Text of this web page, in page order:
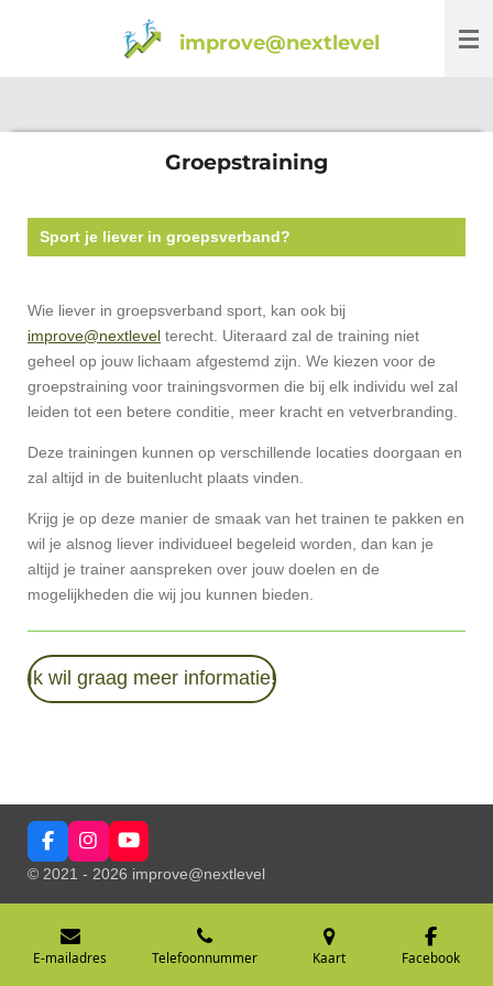
improve@nextlevel
Groepstraining
Sport je liever in groepsverband?
Wie liever in groepsverband sport, kan ook bij
improve@nextlevel terecht. Uiteraard zal de training niet
geheel op jouw lichaam afgestemd zijn. We kiezen voor de
groepstraining voor trainingsvormen die bij elk individu wel zal
leiden tot een betere conditie, meer kracht en vetverbranding.
Deze trainingen kunnen op verschillende locaties doorgaan en
zal altijd in de buitenlucht plaats vinden.
Krijg je op deze manier de smaak van het trainen te pakken en
wil je alsnog liever individueel begeleid worden, dan kan je
altijd je trainer aanspreken over jouw doelen en de
mogelijkheden die wij jou kunnen bieden.
Ik wil graag meer informatie!
F
a
c
e
o
I
n
s
t
r
Y
o
u
T
© 2021 - 2026 improve@nextlevel
E-mailadres Telefoonnummer Kaart Facebook